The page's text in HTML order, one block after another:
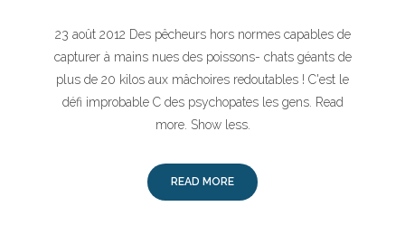
23 août 2012 Des pêcheurs hors normes capables de
capturer à mains nues des poissons- chats géants de
plus de 20 kilos aux mâchoires redoutables ! C'est le
défi improbable C des psychopates les gens. Read
more. Show less.
READ MORE